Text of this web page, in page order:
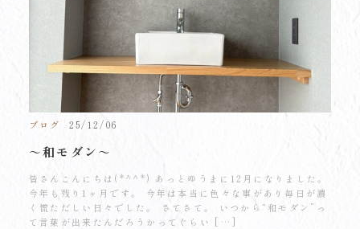
ブログ 25/12/06
～和モダン～
皆さんこんにちは(*^^*) あっとゆうまに12月になりました。
今年も残り1ヶ月です。 今年は本当に色々な事があり毎日が濃
く慌ただしい日々でした。 さてさて。 いつから“和モダン”っ
て言葉が出来たんだろうかってぐらい […]